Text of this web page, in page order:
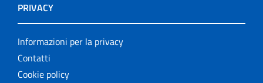
PRIVACY
Informazioni per la privacy
Contatti
Cookie policy